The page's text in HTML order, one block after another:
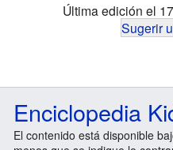
Última edición el
Sugerir
Enciclopedia
El contenido está disponible